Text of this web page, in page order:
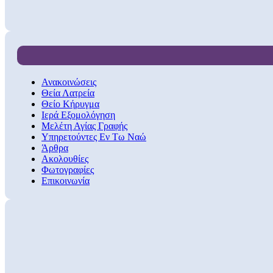
Ανακοινώσεις
Θεία Λατρεία
Θείο Κήρυγμα
Ιερά Εξομολόγηση
Μελέτη Αγίας Γραφής
Υπηρετούντες Εν Τω Ναώ
Άρθρα
Ακολουθίες
Φωτογραφίες
Επικοινωνία